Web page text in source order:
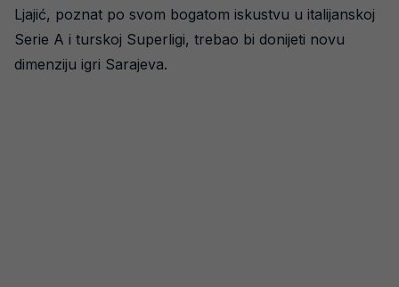
Ljajić, poznat po svom bogatom iskustvu u italijanskoj
Serie A i turskoj Superligi, trebao bi donijeti novu
dimenziju igri Sarajeva.